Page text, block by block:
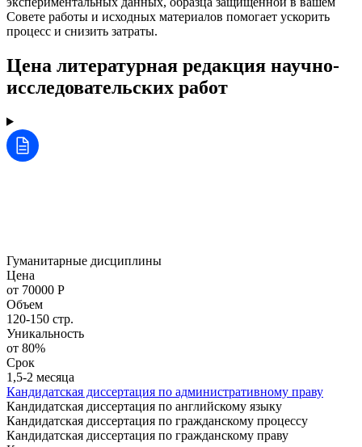
Совете работы и исходных материалов помогает ускорить
процесс и снизить затраты.
Цена литературная редакция научно-
исследовательских работ
Гуманитарные дисциплины
Цена
от 70000 Р
Объем
120-150 стр.
Уникальность
от 80%
Срок
1,5-2 месяца
Кандидатская диссертация по административному праву
Кандидатская диссертация по английскому языку
Кандидатская диссертация по гражданскому процессу
Кандидатская диссертация по гражданскому праву